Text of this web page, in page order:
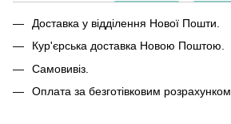
Доставка у відділення Нової Пошти.
Кур'єрська доставка Новою Поштою.
Самовивіз.
Оплата за безготівковим розрахунком